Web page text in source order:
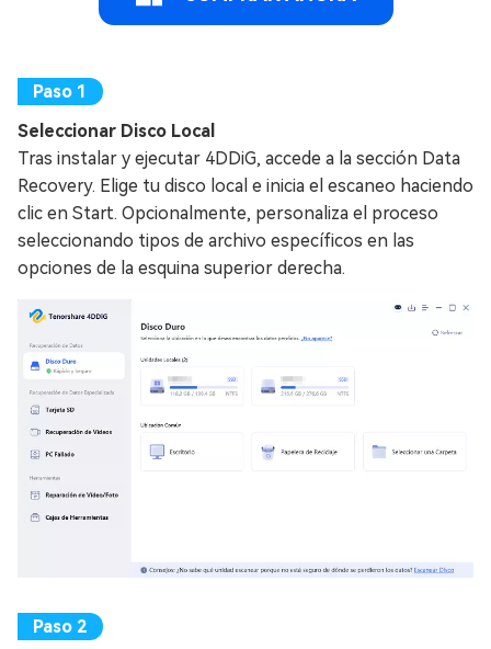
Seleccionar Disco Local
Tras instalar y ejecutar 4DDiG, accede a la sección Data
Recovery. Elige tu disco local e inicia el escaneo haciendo
clic en Start. Opcionalmente, personaliza el proceso
seleccionando tipos de archivo específicos en las
opciones de la esquina superior derecha.